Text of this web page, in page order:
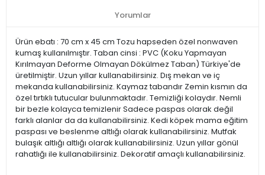
Yorumlar
Ürün ebatı : 70 cm x 45 cm Tozu hapseden özel nonwaven
kumaş kullanılmıştır. Taban cinsi : PVC (Koku Yapmayan
Kırılmayan Deforme Olmayan Dökülmez Taban) Türkiye'de
üretilmiştir. Uzun yıllar kullanabilirsiniz. Dış mekan ve iç
mekanda kullanabilirsiniz. Kaymaz tabandır Zemin kısmın da
özel tırtıklı tutucular bulunmaktadır. Temizliği kolaydır. Nemli
bir bezle kolayca temizlenir Sadece paspas olarak değil
farklı alanlar da da kullanabilirsiniz. Kedi köpek mama eğitim
paspası ve beslenme altlığı olarak kullanabilirsiniz. Mutfak
bulaşık altlığı altlığı olarak kullanabilirsiniz. Uzun yıllar gönül
rahatlığı ile kullanabilirsiniz. Dekoratif amaçlı kullanabilirsiniz.